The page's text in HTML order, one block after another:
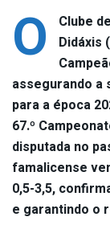
O
Clube
Didáxis
assegurando a
para a época
67.º
disputada no
famalicense
0,5-3,5,
e garantindo o